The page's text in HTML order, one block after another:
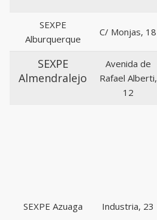
SEXPE
Alburquerque
C/ Monjas, 18
SEXPE
Almendralejo
Avenida de
Rafael Alberti,
12
SEXPE Azuaga Industria, 23